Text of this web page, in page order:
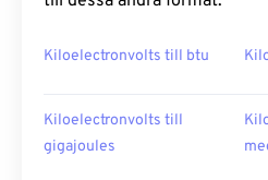
Kiloelectronvolts till btu
Kiloelectronvolts till
gigajoules